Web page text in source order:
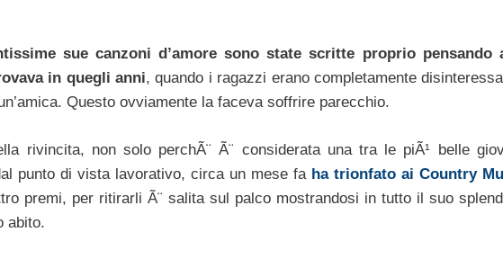
sue canzoni d’amore sono state scritte proprio pensando
in quegli anni, quando i ragazzi erano completamente
Questo ovviamente la faceva soffrire parecchio.
rivincita, non solo perchÃ¨ Ã¨ considerata una tra le piÃ¹ belle
punto di vista lavorativo, circa un mese fa ha trionfato ai Country
premi, per ritirarli Ã¨ salita sul palco mostrandosi in tutto il suo
abito.